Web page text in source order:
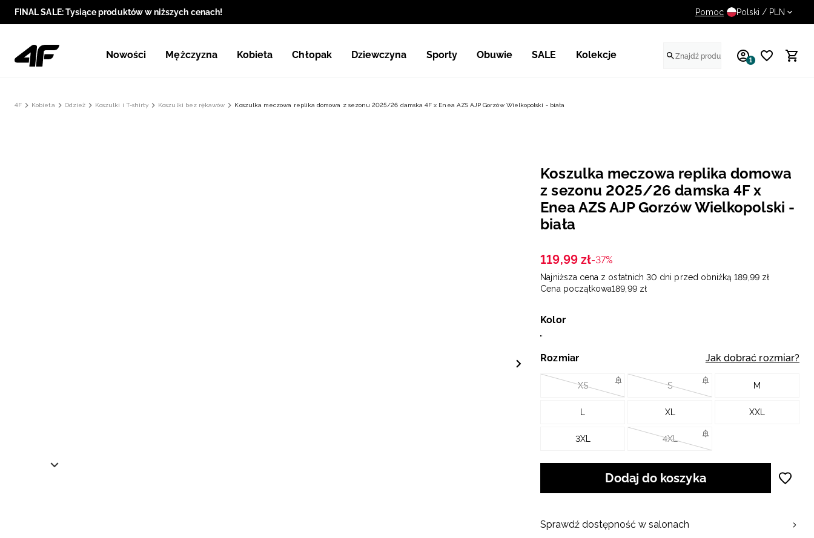
FINAL SALE: Tysiące produktów w niższych cenach! 14 dni na darmowy zwrot
Pomoc Polski / PLN
Nowości Mężczyzna Kobieta Chłopak Dziewczyna Sporty Obuwie SALE Kolekcje 1
4F Kobieta Odzież Koszulki i T-shirty Koszulki bez rękawów Koszulka meczowa replika domowa z sezonu 2025/26 damska 4F x Enea AZS AJP Gorzów Wielkopolski - biała
Koszulka meczowa replika domowa
z sezonu 2025/26 damska 4F x
Enea AZS AJP Gorzów Wielkopolski -
biała
119,99 zł-37%
Najniższa cena z ostatnich 30 dni przed obniżką 189 99 zł
Cena początkowa189 99 zł
Kolor
Rozmiar Jak dobrać rozmiar?
XS S M
XL XXL
3XL 4XL
Dodaj do koszyka
Sprawdź dostępność w salonach